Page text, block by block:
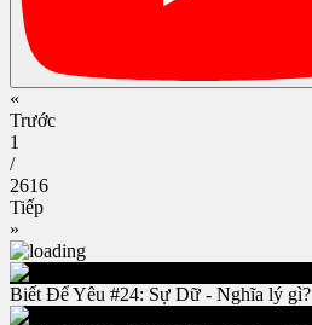
«
Trước
1
/
2616
Tiếp
»
Biết Để Yêu #24: Sự Dữ - Nghĩa lý gì?